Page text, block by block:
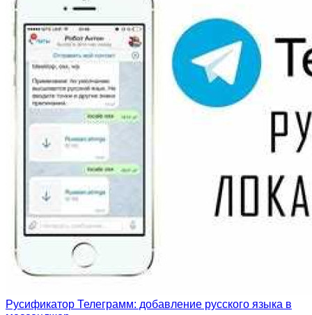
Русификатор Телеграмм: добавление русского языка в